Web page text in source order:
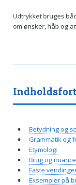
Udtrykket bruges
om ønsker, håb og
Betydning og
Grammatik og
Etymologi
Brug og
Faste
Eksempler på